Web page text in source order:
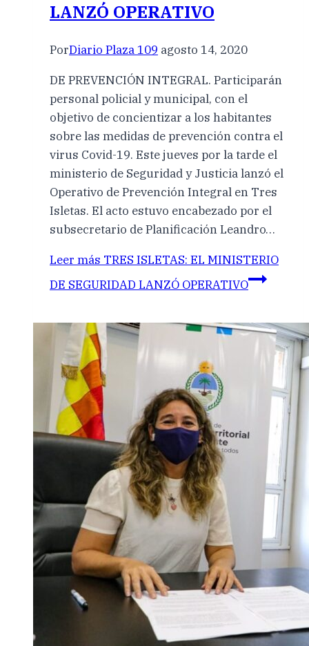
LANZÓ OPERATIVO
PorDiario Plaza 109 agosto 14, 2020
DE PREVENCIÓN INTEGRAL. Participarán
personal policial y municipal, con el
objetivo de concientizar a los habitantes
sobre las medidas de prevención contra el
virus Covid-19. Este jueves por la tarde el
ministerio de Seguridad y Justicia lanzó el
Operativo de Prevención Integral en Tres
Isletas. El acto estuvo encabezado por el
subsecretario de Planificación Leandro…
Leer más TRES ISLETAS: EL MINISTERIO
DE SEGURIDAD LANZÓ OPERATIVO